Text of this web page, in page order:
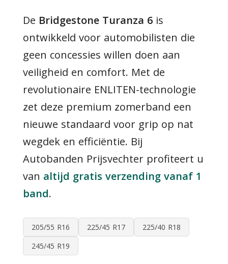
De Bridgestone Turanza 6is
ontwikkeld voor automobilisten die
geen concessies willen doen aan
veiligheid en comfort. Met de
revolutionaire ENLITEN-technologie
zet deze premium zomerband een
nieuwe standaard voor grip op nat
wegdek en efficiëntie. Bij
Autobanden Prijsvechter profiteert u
van altijd gratis verzending vanaf 1
band.
205/55 R16 225/45 R17
225/40 R18
245/45 R19